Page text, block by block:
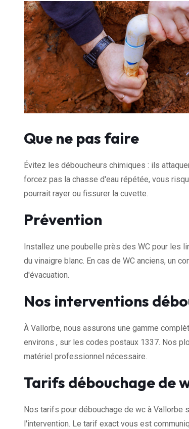
Que ne pas faire
Évitez les déboucheurs chimiques : ils
forcez pas la chasse d'eau répétée, vous
pourrait rayer ou fissurer la cuvette.
Prévention
Installez une poubelle près des WC pour les
du vinaigre blanc. En cas de WC anciens, un
d'évacuation.
Nos interventions
À Vallorbe, nous assurons une gamme
environs , sur les codes postaux 1337. Nos
matériel professionnel nécessaire.
Tarifs débouchage de
Nos tarifs pour débouchage de wc à Vallorbe
l'intervention. Le tarif exact vous est